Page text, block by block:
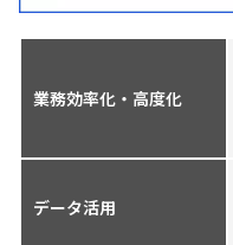
業務効率化・高度化
データ活用